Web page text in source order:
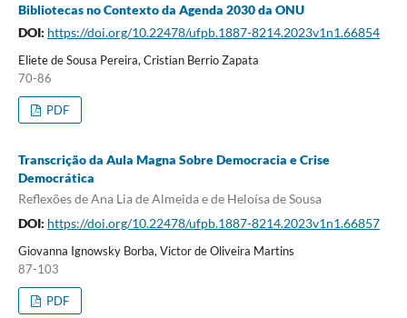
Bibliotecas no Contexto da Agenda 2030 da ONU
DOI: https://doi.org/10.22478/ufpb.1887-8214.2023v1n1.66854
Eliete de Sousa Pereira, Cristian Berrio Zapata
70-86
PDF
Transcrição da Aula Magna Sobre Democracia e Crise
Democrática
Reflexões de Ana Lia de Almeida e de Heloísa de Sousa
DOI: https://doi.org/10.22478/ufpb.1887-8214.2023v1n1.66857
Giovanna Ignowsky Borba, Victor de Oliveira Martins
87-103
PDF